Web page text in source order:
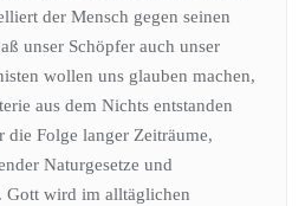
der Mensch gegen seinen
unser Schöpfer auch unser
wollen uns glauben machen,
aus dem Nichts entstanden
die Folge langer Zeiträume,
Naturgesetze und
Gott wird im alltäglichen